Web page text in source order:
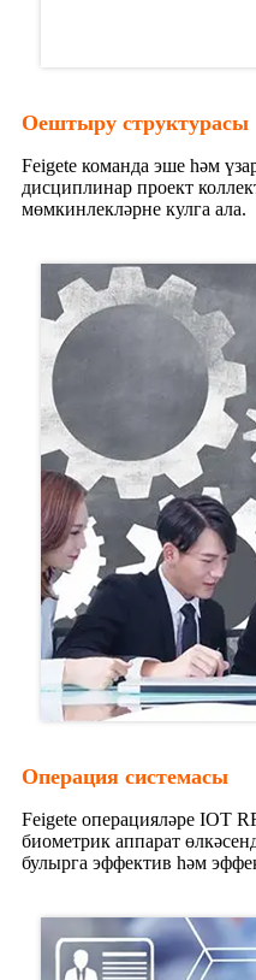
Оештыру структурасы
Feigete команда эше һәм
дисциплинар проект
мөмкинлекләрне кулга ала.
Операция системасы
Feigete операцияләре IOT
биометрик аппарат
булырга эффектив һәм